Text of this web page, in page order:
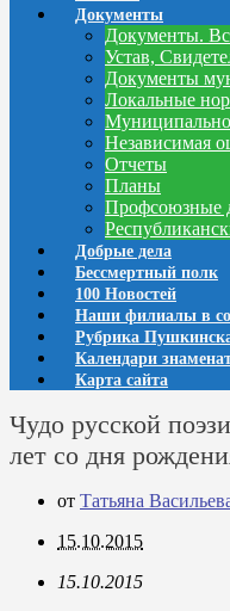
Документы
Документы.
Устав,
Документы
Локальные
Независимая
Отчеты
Планы
Профсоюзные
Добрые дела
Бессмертный полк
100 Новостей
Наши филиалы в
Рубрика
Календари
Карта сайта
Чудо русской
лет со дня
от Татьяна
15.10.2015
15.10.2015